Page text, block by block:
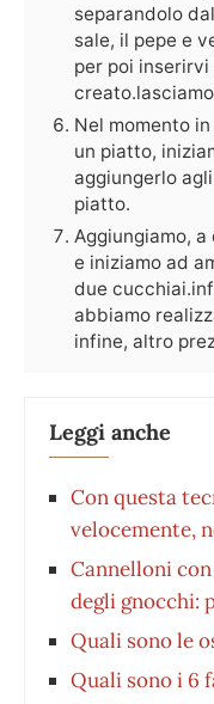
separandolo
sale, il pepe e
per poi
Nel momento
un piatto,
aggiungerlo
piatto.
Aggiungiamo,
e iniziamo ad
due
abbiamo
infine, altro
Leggi anche
Con questa
velocemente,
Cannelloni
degli gnocchi:
Quali sono le
Quali sono i 6